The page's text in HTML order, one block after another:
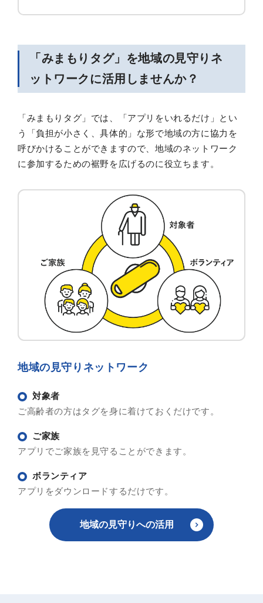
「みまもりタグ」を地域の見守りネ
ットワークに活用しませんか？
「みまもりタグ」では、「アプリをいれるだけ」とい
う「負担が小さく、具体的」な形で地域の方に協力を
呼びかけることができますので、地域のネットワーク
に参加するための裾野を広げるのに役立ちます。
地域の見守りネットワーク
対象者
ご高齢者の方はタグを身に着けておくだけです。
ご家族
アプリでご家族を見守ることができます。
ボランティア
アプリをダウンロードするだけです。
地域の見守りへの活用